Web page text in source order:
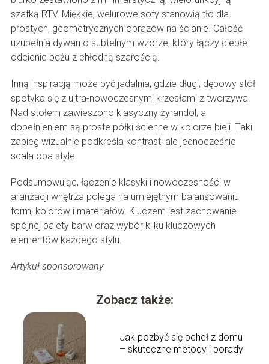
szafką RTV. Miękkie, welurowe sofy stanowią tło dla
prostych, geometrycznych obrazów na ścianie. Całość
uzupełnia dywan o subtelnym wzorze, który łączy ciepłe
odcienie beżu z chłodną szarością.
Inną inspiracją może być jadalnia, gdzie długi, dębowy stół
spotyka się z ultra-nowoczesnymi krzesłami z tworzywa.
Nad stołem zawieszono klasyczny żyrandol, a
dopełnieniem są proste półki ścienne w kolorze bieli. Taki
zabieg wizualnie podkreśla kontrast, ale jednocześnie
scala oba style.
Podsumowując, łączenie klasyki i nowoczesności w
aranżacji wnętrza polega na umiejętnym balansowaniu
form, kolorów i materiałów. Kluczem jest zachowanie
spójnej palety barw oraz wybór kilku kluczowych
elementów każdego stylu.
Artykuł sponsorowany
Zobacz także:
Jak pozbyć się pcheł z domu
– skuteczne metody i porady